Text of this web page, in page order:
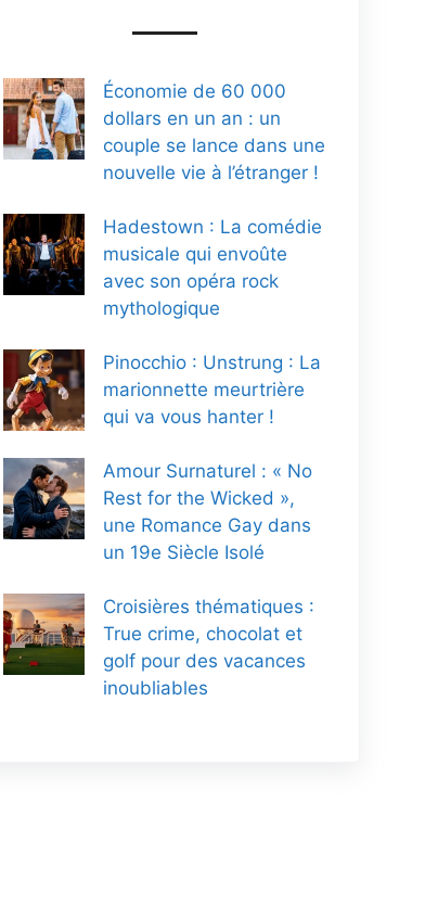
Économie de 60 000
dollars en un an : un
couple se lance dans une
nouvelle vie à l’étranger !
Hadestown : La comédie
musicale qui envoûte
avec son opéra rock
mythologique
Pinocchio : Unstrung : La
marionnette meurtrière
qui va vous hanter !
Amour Surnaturel : « No
Rest for the Wicked »,
une Romance Gay dans
un 19e Siècle Isolé
Croisières thématiques :
True crime, chocolat et
golf pour des vacances
inoubliables